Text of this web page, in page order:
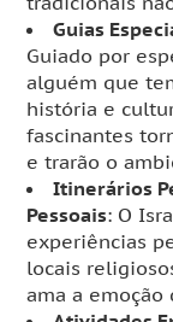
Guias
Guiado por
alguém que
história e
fascinantes
e trarão o
Itinerários
Pessoais: O
experiências
locais
ama a emoção